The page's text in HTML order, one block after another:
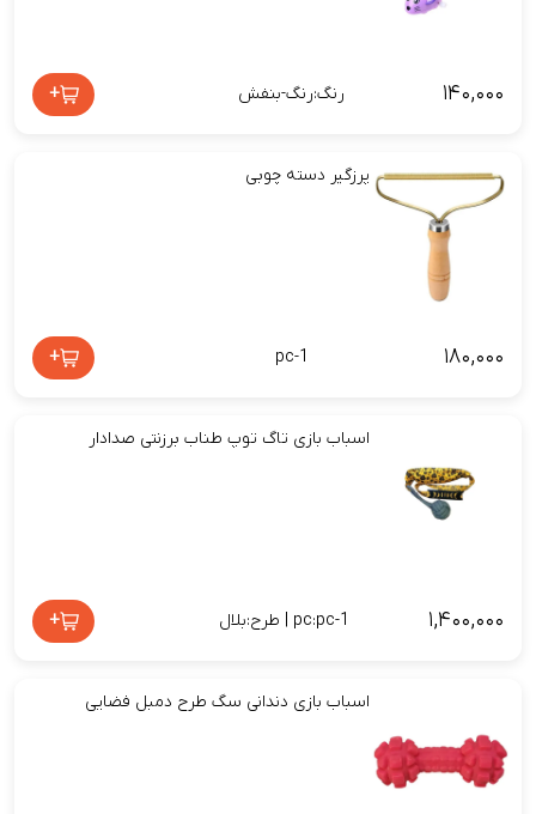
۱۴۰,۰۰۰ رنگ:رنگ-بنفش +
پرزگیر دسته چوبی
۱۸۰,۰۰۰ pc-1
+
اسباب بازی تاگ توپ طناب برزنتی صدادار
۱,۴۰۰,۰۰۰ pc:pc-1 | طرح:بلال +
اسباب بازی دندانی سگ طرح دمبل فضایی